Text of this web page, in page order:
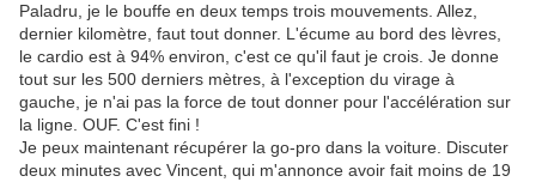
Paladru, je le bouffe en deux temps trois mouvements. Allez,
dernier kilomètre, faut tout donner. L'écume au bord des lèvres,
le cardio est à 94% environ, c'est ce qu'il faut je crois. Je donne
tout sur les 500 derniers mètres, à l'exception du virage à
gauche, je n'ai pas la force de tout donner pour l'accélération sur
la ligne. OUF. C'est fini !
Je peux maintenant récupérer la go-pro dans la voiture. Discuter
deux minutes avec Vincent, qui m'annonce avoir fait moins de 19